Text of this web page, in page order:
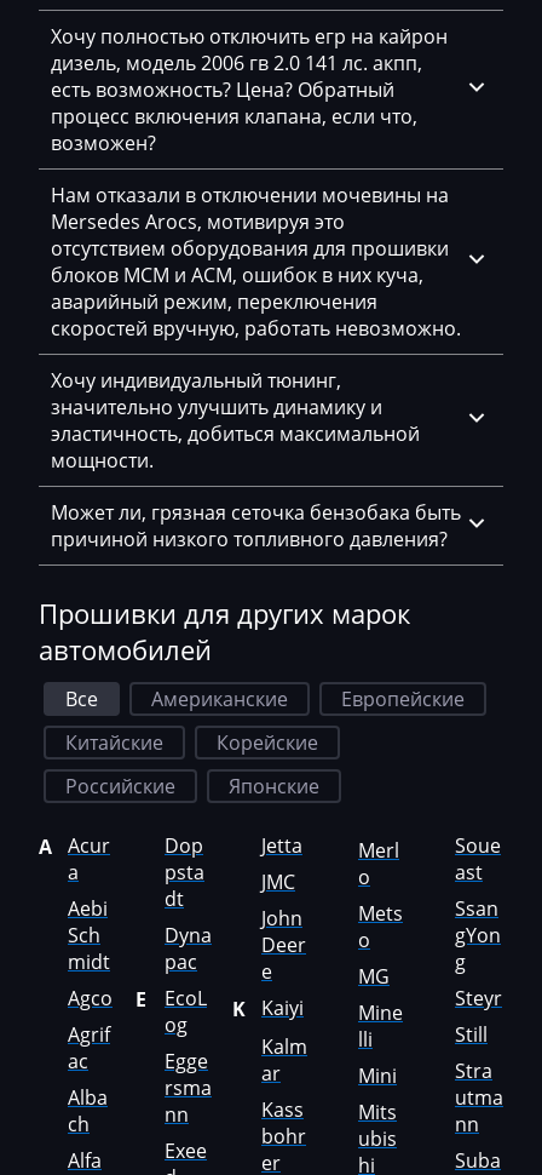
Kenworth
Kia
KingLong
Kioti
Kleemann
Kobelco
Kohler
Komatsu
Konecranes
Kramer
Krone
Kubota
Land Rover
LDV
Lexus
Liebherr
Lifan
Lincoln
Linde
Linder
LinkBelt
LiuGong
Logset
Хочу полностью отключить егр на кайрон
дизель, модель 2006 гв 2.0 141 лс. акпп,
есть возможность? Цена? Обратный
процесс включения клапана, если что,
возможен?
Нам отказали в отключении мочевины на
Mersedes Arocs, мотивируя это
отсутствием оборудования для прошивки
блоков MCM и ACM, ошибок в них куча,
аварийный режим, переключения
скоростей вручную, работать невозможно.
Хочу индивидуальный тюнинг,
значительно улучшить динамику и
эластичность, добиться максимальной
мощности.
Может ли, грязная сеточка бензобака быть
причиной низкого топливного давления?
Прошивки для других марок
автомобилей
Все Американские
Европейские
Китайские
Корейские
Российские
Японские
A Acur
a
Aebi
Sch
midt
Agco
Agrif
ac
Alba
ch
Alfa
Dop
psta
dt
Dyna
pac
E
EcoL
og
Egge
rsma
nn
Exee
Jetta
JMC
John
Deer
e
K
Kaiyi
Kalm
ar
Kass
bohr
er
Merl
o
Mets
o
MG
Mine
lli
Mini
Mits
ubis
hi
Soue
ast
Ssan
gYon
g
Steyr
Still
Stra
utma
nn
Suba